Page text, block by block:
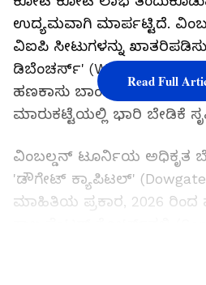
ಉದ್ಯಮವಾಗಿ ಮಾರ್ಪಟ್ಟಿದೆ.
ವಿಐಪಿ ಸೀಟುಗಳನ್ನು
ಡಿಬೆಂಚರ್ಸ್' (Wimbledon
ಹಣಕಾಸು ಬಾಂಡ್‌ಗಳ ಬೆಲೆ ಈಗ
ಮಾರುಕಟ್ಟೆಯಲ್ಲಿ ಭಾರಿ ಬೇಡಿಕೆ
ವಿಂಬಲ್ಡನ್ ಟೂರ್ನಿಯ ಅಧಿಕೃತ
'ಡೌಗೇಟ್ ಕ್ಯಾಪಿಟಲ್' (Dowgate
ಮಾಹಿತಿಯ ಪ್ರಕಾರ, 2026
Read Full